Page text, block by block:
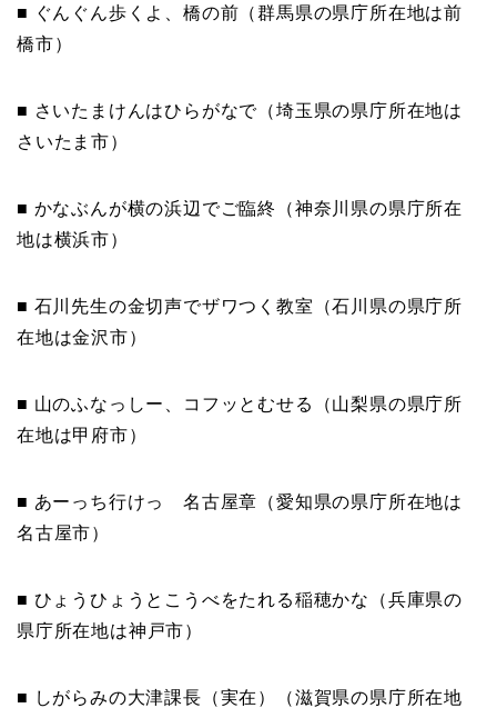
■ ぐんぐん歩くよ、橋の前（群馬県の県庁所在地は前
橋市）
■ さいたまけんはひらがなで（埼玉県の県庁所在地は
さいたま市）
■ かなぶんが横の浜辺でご臨終（神奈川県の県庁所在
地は横浜市）
■ 石川先生の金切声でザワつく教室（石川県の県庁所
在地は金沢市）
■ 山のふなっしー、コフッとむせる（山梨県の県庁所
在地は甲府市）
■ あーっち行けっ 名古屋章（愛知県の県庁所在地は
名古屋市）
■ ひょうひょうとこうべをたれる稲穂かな（兵庫県の
県庁所在地は神戸市）
■ しがらみの大津課長（実在）（滋賀県の県庁所在地